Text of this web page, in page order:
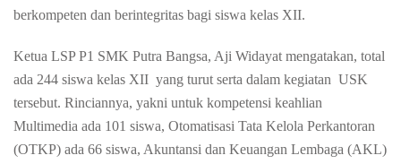
berkompeten dan berintegritas bagi siswa kelas XII.
Ketua LSP P1 SMK Putra Bangsa, Aji Widayat mengatakan, total
ada 244 siswa kelas XII yang turut serta dalam kegiatan USK
tersebut. Rinciannya, yakni untuk kompetensi keahlian
Multimedia ada 101 siswa, Otomatisasi Tata Kelola Perkantoran
(OTKP) ada 66 siswa, Akuntansi dan Keuangan Lembaga (AKL)